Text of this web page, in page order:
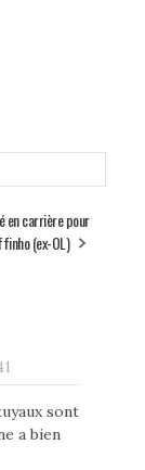
en carrière pour
(ex-OL)
sont
a bien